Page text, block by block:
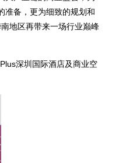
准备，更为细致的规划和
南地区再带来一场行业巅峰
深圳国际酒店及商业空